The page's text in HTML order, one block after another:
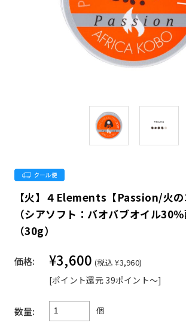
【火】４Elements【Passion/火の
（シアソフト：バオバブオイル30％
（30g）
価格: ¥3,600 (税込 ¥3,960)
[ポイント還元 39ポイント～]
数量: 個